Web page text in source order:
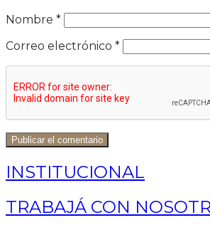
Nombre *
Correo electrónico *
INSTITUCIONAL
TRABAJÁ CON